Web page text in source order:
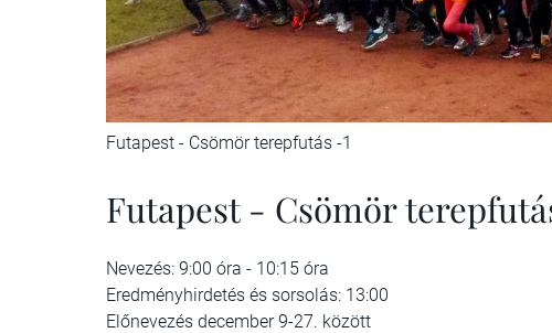
Futapest - Csömör terepfutás -1
Futapest - Csömör
Nevezés: 9:00 óra - 10:15 óra
Eredményhirdetés és sorsolás: 13:00
Előnevezés december 9-27. között